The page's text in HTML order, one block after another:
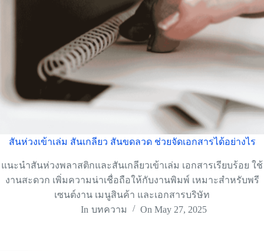
สันห่วงเข้าเล่ม สันเกลียว สันขดลวด ช่วยจัดเอกสารได้อย่างไร
แนะนำสันห่วงพลาสติกและสันเกลียวเข้าเล่ม เอกสารเรียบร้อย ใช้
งานสะดวก เพิ่มความน่าเชื่อถือให้กับงานพิมพ์ เหมาะสำหรับพรี
เซนต์งาน เมนูสินค้า และเอกสารบริษัท
In บทความ On May 27, 2025